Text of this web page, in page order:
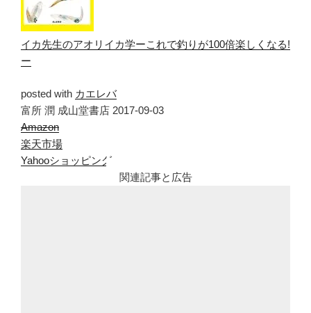
イカ先生のアオリイカ学ーこれで釣りが100倍楽しくなる!
ー
posted with カエレバ
富所 潤 成山堂書店 2017-09-03
Amazon
楽天市場
Yahooショッピング
関連記事と広告